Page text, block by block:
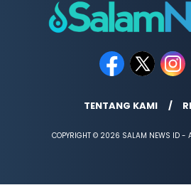
TENTANG KAMI
COPYRIGHT © 2026 SALAM NEWS ID -